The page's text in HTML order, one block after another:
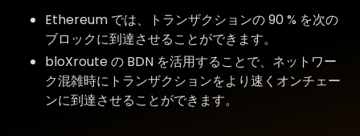
Ethereum では、トランザクションの 90 % を次の
ブロックに到達させることができます。
bloXroute の BDN を活用することで、ネットワー
ク混雑時にトランザクションをより速くオンチェー
ンに到達させることができます。